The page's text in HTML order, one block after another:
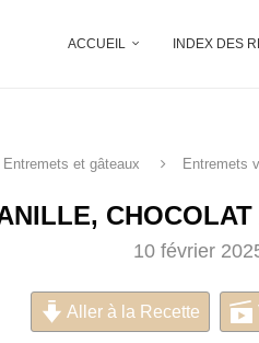
ACCUEIL INDEX DES
Entremets et gâteaux Entremets
10 février
Aller à la Recette